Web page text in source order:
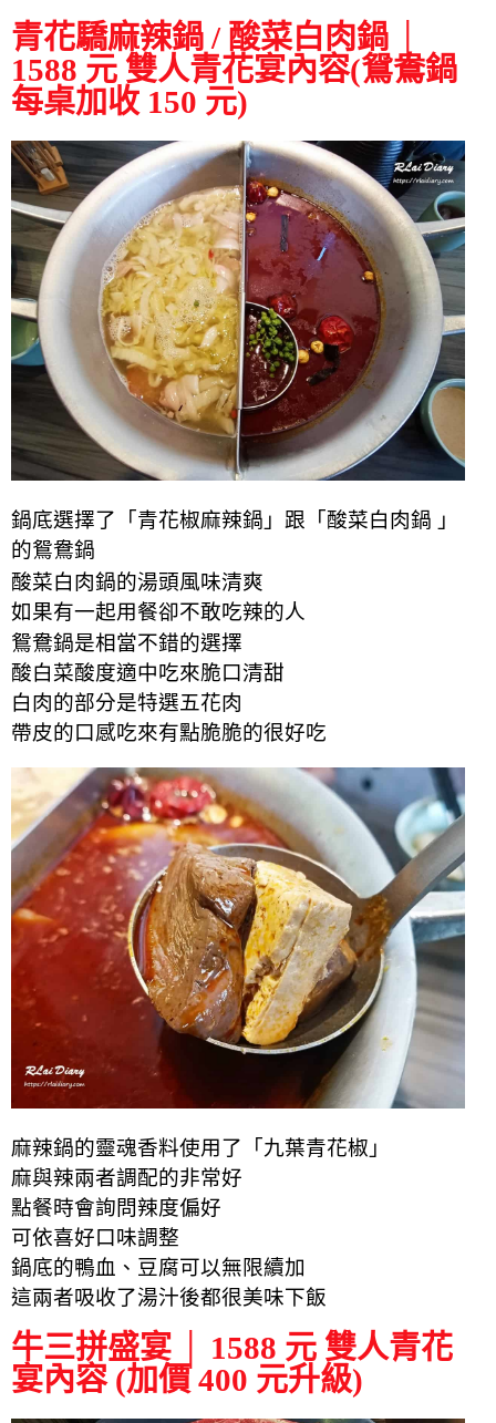
青花驕麻辣鍋 / 酸菜白肉鍋 │
1588 元 雙人青花宴內容(鴛鴦鍋
每桌加收 150 元)
鍋底選擇了「青花椒麻辣鍋」跟「酸菜白肉鍋 」
的鴛鴦鍋
酸菜白肉鍋的湯頭風味清爽
如果有一起用餐卻不敢吃辣的人
鴛鴦鍋是相當不錯的選擇
酸白菜酸度適中吃來脆口清甜
白肉的部分是特選五花肉
帶皮的口感吃來有點脆脆的很好吃
麻辣鍋的靈魂香料使用了「九葉青花椒」
麻與辣兩者調配的非常好
點餐時會詢問辣度偏好
可依喜好口味調整
鍋底的鴨血、豆腐可以無限續加
這兩者吸收了湯汁後都很美味下飯
牛三拼盛宴 │ 1588 元 雙人青花
宴內容 (加價 400 元升級)